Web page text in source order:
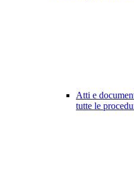
Atti e
tutte le